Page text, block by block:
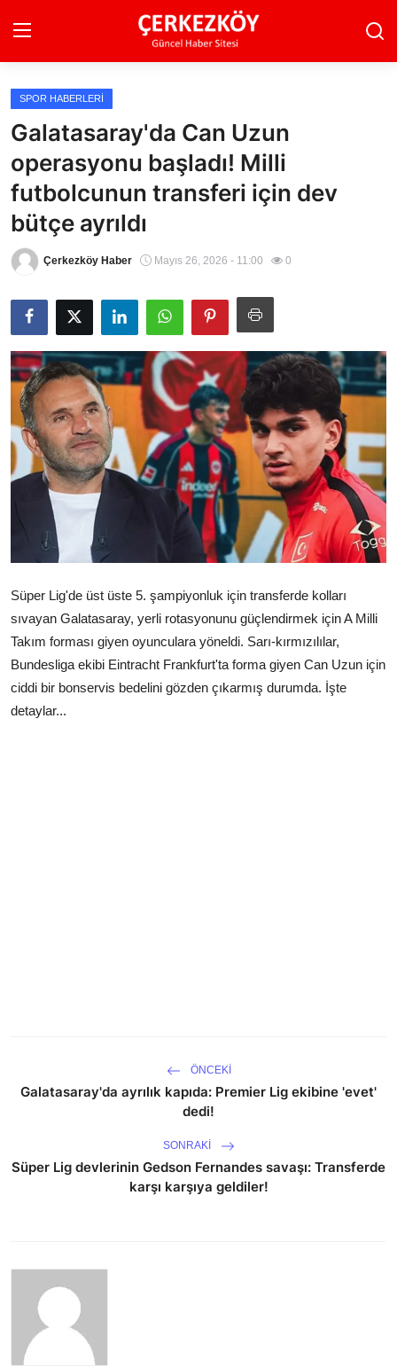
Ana Sayfa
Son Dakika
Ekonomi Haberleri
Magazin Haberleri
Teknoloji Haberleri
Dünya Haberleri
Çerkezköy
SPOR HABERLERI
Galatasaray'da Can Uzun
operasyonu başladı! Milli
futbolcunun transferi için dev
bütçe ayrıldı
Çerkezköy Haber Mayıs 26, 2026 - 11:00 0
Süper Lig'de üst üste 5. şampiyonluk için transferde kolları
sıvayan Galatasaray, yerli rotasyonunu güçlendirmek için A Milli
Takım forması giyen oyunculara yöneldi. Sarı-kırmızılılar,
Bundesliga ekibi Eintracht Frankfurt'ta forma giyen Can Uzun için
ciddi bir bonservis bedelini gözden çıkarmış durumda. İşte
detaylar...
ÖNCEKI
Galatasaray'da ayrılık kapıda: Premier Lig ekibine 'evet'
dedi!
SONRAKI
Süper Lig devlerinin Gedson Fernandes savaşı: Transferde
karşı karşıya geldiler!